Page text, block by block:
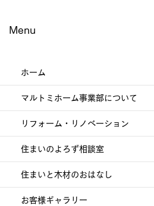
Menu
イベント・教室・見学会
その他
（1）
1件の記事
社員日記 （86）
お知らせ （4）
ホーム
マルトミホーム事業部について
リフォーム・リノベーション
住まいのよろず相談室
住まいと木材のおはなし
お客様ギャラリー